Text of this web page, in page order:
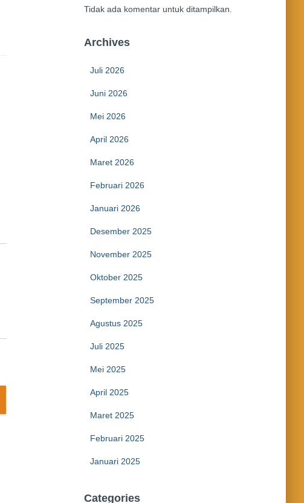
Tidak ada komentar untuk ditampilkan.
Archives
Juli 2026
Juni 2026
Mei 2026
April 2026
Maret 2026
Februari 2026
Januari 2026
Desember 2025
November 2025
Oktober 2025
September 2025
Agustus 2025
Juli 2025
Mei 2025
April 2025
Maret 2025
Februari 2025
Januari 2025
Categories